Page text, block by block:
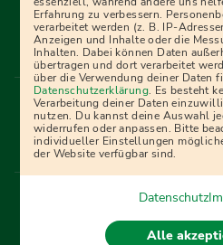
Menü Fußleiste
Impressum Bildquellen
Partner
AGB
Bestellung
Vertrag
Erfahrung zu verbessern.
verarbeitet werden (z. B. IP-
Anzeigen und Inhalte oder die
Inhalten. Dabei können Daten
übertragen und dort verarbeitet
über die Verwendung deiner Daten
Datenschutzerklärung. Es besteht
Verarbeitung deiner Daten
nutzen. Du kannst deine Auswahl
widerrufen oder anpassen. Bitte
individueller Einstellungen
der Website verfügbar sind.
Datenschutz
Alle